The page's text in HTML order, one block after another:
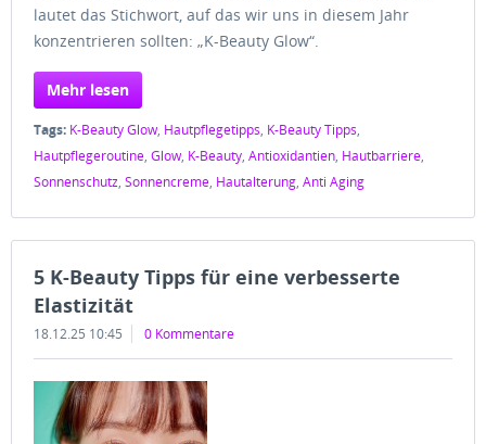
lautet das Stichwort, auf das wir uns in diesem Jahr
konzentrieren sollten: „K-Beauty Glow“.
Mehr lesen
Tags: K-Beauty Glow, Hautpflegetipps, K-Beauty Tipps,
Hautpflegeroutine, Glow, K-Beauty, Antioxidantien, Hautbarriere,
Sonnenschutz, Sonnencreme, Hautalterung, Anti Aging
5 K-Beauty Tipps für eine verbesserte
Elastizität
18.12.25 10:45 0 Kommentare